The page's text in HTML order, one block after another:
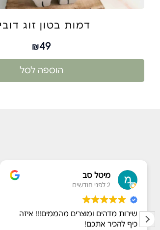
דמות בטון זוג
₪49
הוספה לסל
מיטל סב
2 לפני חודשים
שירות מדהים ומוצרים מהממים!!! איזה
כיף להכיר אתכם!